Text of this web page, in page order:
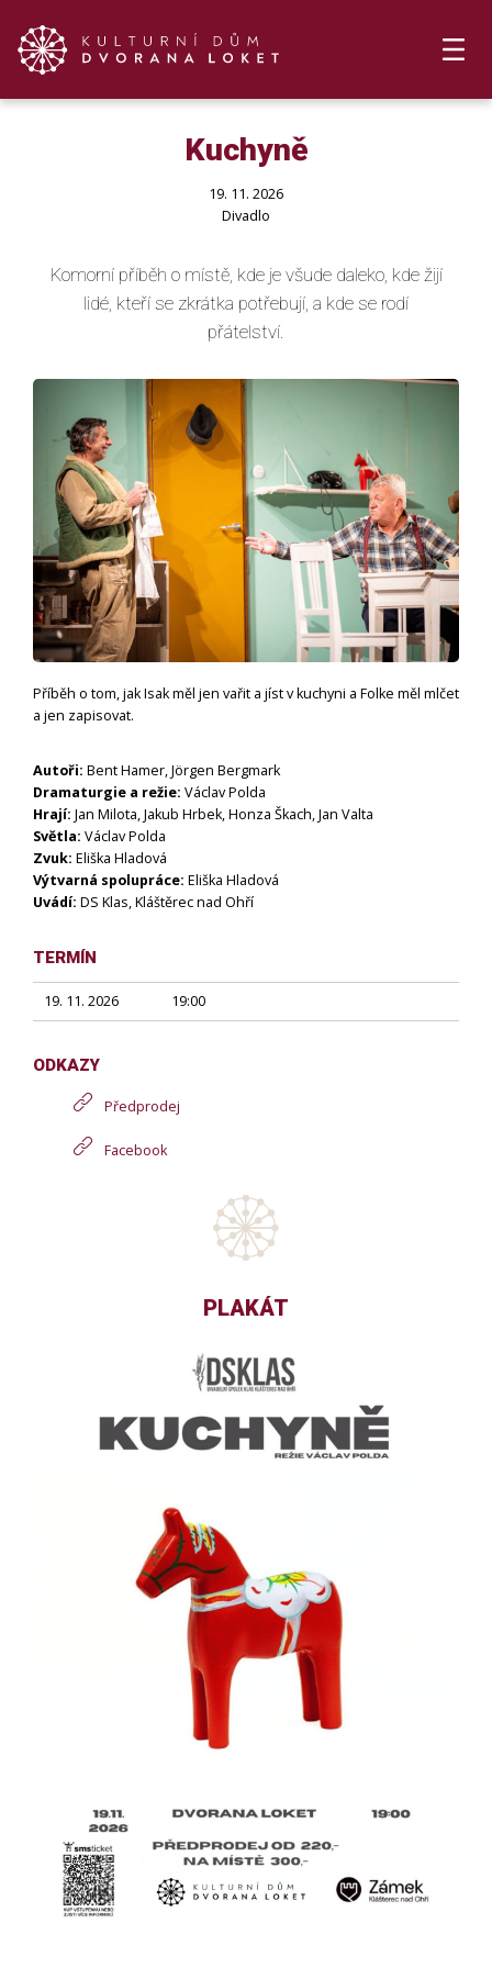
Kuchyně
19. 11. 2026
Divadlo
Komorní příběh o místě, kde je všude daleko, kde žijí
lidé, kteří se zkrátka potřebují, a kde se rodí
přátelství.
Příběh o tom, jak Isak měl jen vařit a jíst v kuchyni a Folke měl mlčet
a jen zapisovat.
Autoři: Bent Hamer, Jörgen Bergmark
Dramaturgie a režie: Václav Polda
Hrají: Jan Milota, Jakub Hrbek, Honza Škach, Jan Valta
Světla: Václav Polda
Zvuk: Eliška Hladová
Výtvarná spolupráce: Eliška Hladová
Uvádí: DS Klas, Kláštěrec nad Ohří
TERMÍN
19. 11. 2026 19:00
ODKAZY
Předprodej
Facebook
PLAKÁT